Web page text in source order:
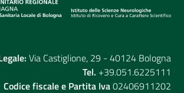
Via Castiglione, 29 - 40124 Bologna
Tel. +39.051.6225111
Codice fiscale e Partita Iva02406911202